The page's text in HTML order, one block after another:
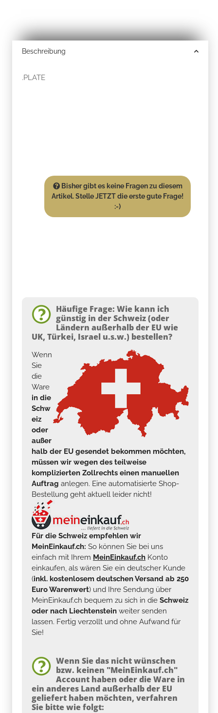
Beschreibung
.PLATE
Bisher gibt es keine Fragen zu diesem
Artikel. Stelle JETZT die erste gute Frage!
:-)
Häufige Frage: Wie kann ich
günstig in der Schweiz (oder
Ländern außerhalb der EU wie
UK, Türkei, Israel u.s.w.) bestellen?
Wenn
Sie
die
Ware
in die
Schw
eiz
oder
außer
halb der EU gesendet bekommen möchten,
müssen wir wegen des teilweise
komplizierten Zollrechts einen manuellen
Auftrag anlegen. Eine automatisierte Shop-
Bestellung geht aktuell leider nicht!
Für die Schweiz empfehlen wir
MeinEinkauf.ch: So können Sie bei uns
einfach mit Ihrem MeinEinkauf.ch Konto
einkaufen, als wären Sie ein deutscher Kunde
(inkl. kostenlosem deutschen Versand ab 250
Euro Warenwert) und Ihre Sendung über
MeinEinkauf.ch bequem zu sich in die Schweiz
oder nach Liechtenstein weiter senden
lassen. Fertig verzollt und ohne Aufwand für
Sie!
Wenn Sie das nicht wünschen
bzw. keinen "MeinEinkauf.ch"
Account haben oder die Ware in
ein anderes Land außerhalb der EU
geliefert haben möchten, verfahren
Sie bitte wie folgt: